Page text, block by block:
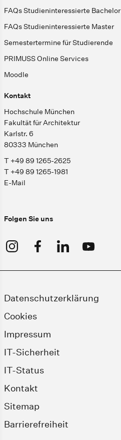
FAQs Studieninteressierte Bachelor
FAQs Studieninteressierte Master
Semestertermine für Studierende
PRIMUSS Online Services
Moodle
Kontakt
Hochschule München
Fakultät für Architektur
Karlstr. 6
80333 München
T +49 89 1265-2625
T +49 89 1265-1981
E-Mail
Folgen Sie uns
Datenschutzerklärung
Cookies
Impressum
IT-Sicherheit
IT-Status
Kontakt
Sitemap
Barrierefreiheit